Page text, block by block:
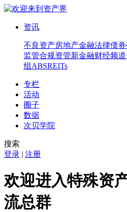
资讯
不良资产房地产金融法律债券
监管合规资管新金融财经频道
组 ABSREITs
专栏
活动
圈子
数据
次贝学院
搜索
登录 | 注册
欢迎进入特殊资
流总群